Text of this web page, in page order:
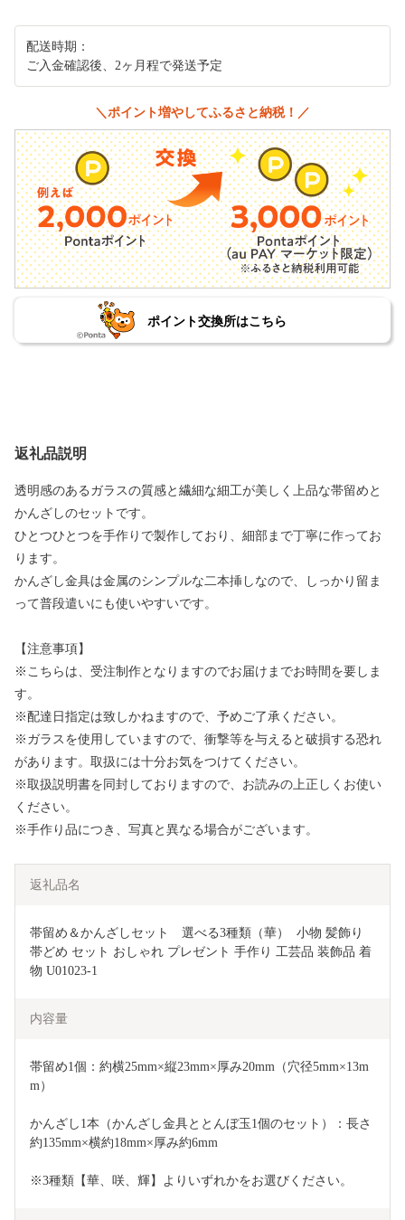
配送時期：
ご入金確認後、2ヶ月程で発送予定
＼ポイント増やしてふるさと納税！／
ポイント交換所はこちら
返礼品説明
透明感のあるガラスの質感と繊細な細工が美しく上品な帯留めと
かんざしのセットです。
ひとつひとつを手作りで製作しており、細部まで丁寧に作ってお
ります。
かんざし金具は金属のシンプルな二本挿しなので、しっかり留ま
って普段遣いにも使いやすいです。
【注意事項】
※こちらは、受注制作となりますのでお届けまでお時間を要しま
す。
※配達日指定は致しかねますので、予めご了承ください。
※ガラスを使用していますので、衝撃等を与えると破損する恐れ
があります。取扱には十分お気をつけてください。
※取扱説明書を同封しておりますので、お読みの上正しくお使い
ください。
※手作り品につき、写真と異なる場合がございます。
返礼品名
帯留め＆かんざしセット　選べる3種類（華）  小物 髪飾り
帯どめ セット おしゃれ プレゼント 手作り 工芸品 装飾品 着
物 U01023-1
内容量
帯留め1個：約横25mm×縦23mm×厚み20mm（穴径5mm×13m
m）
かんざし1本（かんざし金具ととんぼ玉1個のセット）：長さ
約135mm×横約18mm×厚み約6mm
※3種類【華、咲、輝】よりいずれかをお選びください。